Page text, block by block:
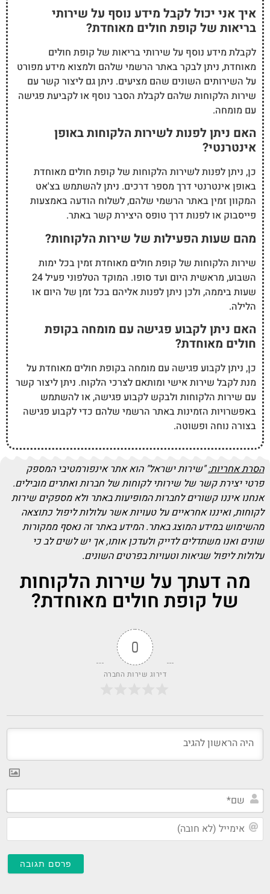
איך אני יכול לקבל מידע נוסף על שירותי
בריאות של קופת חולים מאוחדת?
לקבלת מידע נוסף על שירותי בריאות של קופת חולים
מאוחדת, ניתן לבקר באתר הרשמי שלהם ולמצוא מידע מפורט
על השירותים השונים שהם מציעים. ניתן גם ליצור קשר עם
שירות הלקוחות שלהם לקבלת הסבר נוסף או לקביעת פגישה
עם מומחה.
האם ניתן לפנות לשירות הלקוחות באופן
אינטרנטי?
כן, ניתן לפנות לשירות הלקוחות של קופת חולים מאוחדת
באופן אינטרנטי דרך מספר דרכים. ניתן להשתמש בצ'אט
המקוון זמין באתר הרשמי שלהם, לשלוח הודעה באמצעות
פייסבוק או לפנות דרך טופס היצירת קשר באתר.
מהם שעות הפעילות של שירות הלקוחות?
שירות הלקוחות של קופת חולים מאוחדת זמין בכל ימות
השבוע, מראשית היום ועד סופו. המוקד הטלפוני פעיל 24
שעות ביממה, ולכן ניתן לפנות אליהם בכל זמן של היום או
הלילה.
האם ניתן לקבוע פגישה עם מומחה בקופת
חולים מאוחדת?
כן, ניתן לקבוע פגישה עם מומחה בקופת חולים מאוחדת על
מנת לקבל שירות אישי ומותאם לצרכי הלקוח. ניתן ליצור קשר
עם שירות הלקוחות ולבקש לקבוע פגישה, או להשתמש
באפשרויות הזמינות באתר הרשמי שלהם כדי לקבוע פגישה
בצורה נוחה ופשוטה.
הסרת אחריות:"שירות ישראל" הוא אתר אינפורמטיבי המספק
פרטי יצירת קשר של שירותי לקוחות של חברות ואתרים מובילים.
אנחנו איננו קשורים לחברות המופיעות באתר ולא מספקים שירות
לקוחות, ואיננו אחראיים על טעויות אשר עלולות ליפול כתוצאה
מהשימוש במידע המוצג באתר. המידע באתר זה נאסף ממקורות
שונים ואנו משתדלים לדייק ולעדכן אותו, אך יש לשים לב כי
עלולות ליפול שגיאות וטעויות בפרטים השונים.
מה דעתך על שירות הלקוחות
של קופת חולים מאוחדת?
0
דירוג שירות החברה